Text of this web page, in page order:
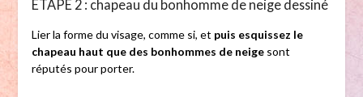
ÉTAPE 2 : chapeau du bonhomme de neige dessiné
Lier la forme du visage, comme si, et puis esquissez le
chapeau haut que des bonhommes de neigesont
réputés pour porter.